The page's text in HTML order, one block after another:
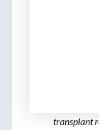
transplant